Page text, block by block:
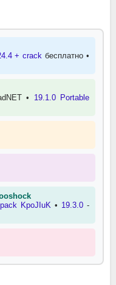
+ crack бесплатно •
• 19.1.0 Portable
KpoJIuK • 19.3.0 -